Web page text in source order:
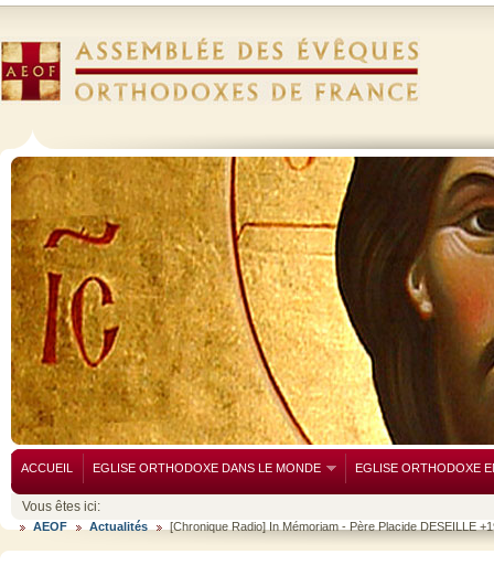
ACCUEIL EGLISE ORTHODOXE DANS LE MONDE EGLISE ORTHODOXE
Vous êtes ici:
AEOF Actualités [Chronique Radio] In Mémoriam - Père Placide DESEILLE